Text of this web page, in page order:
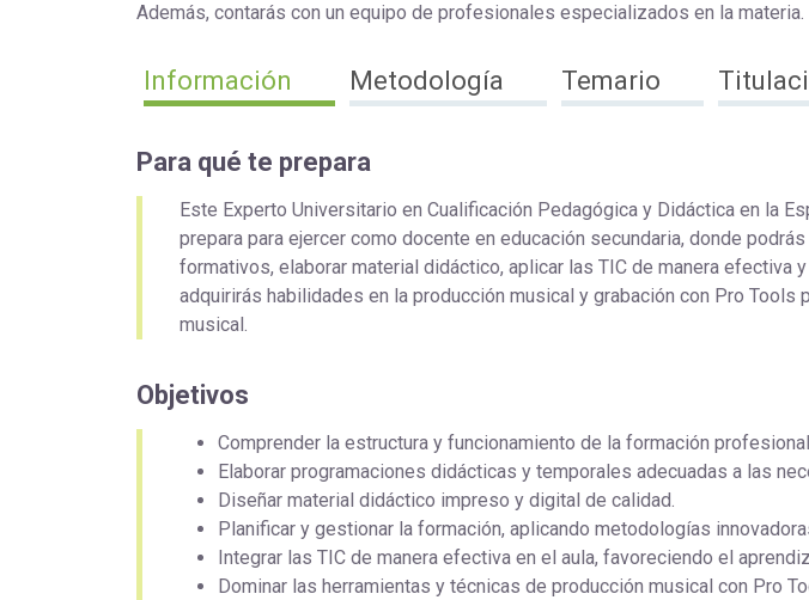
Además, contarás con un equipo de profesionales especializados en la materia.
Información
Para qué te prepara
Este Experto Universitario en Cualificación Pedagógica y Didáctica en la
prepara para ejercer como docente en educación secundaria, donde
formativos, elaborar material didáctico, aplicar las TIC de manera efectiva
adquirirás habilidades en la producción musical y grabación con Pro Tools
musical.
Objetivos
Comprender la estructura y funcionamiento de la formación
Elaborar programaciones didácticas y temporales adecuadas a las
Diseñar material didáctico impreso y digital de calidad.
Planificar y gestionar la formación, aplicando metodologías
Integrar las TIC de manera efectiva en el aula, favoreciendo el
Dominar las herramientas y técnicas de producción musical con Pro
Metodología Temario